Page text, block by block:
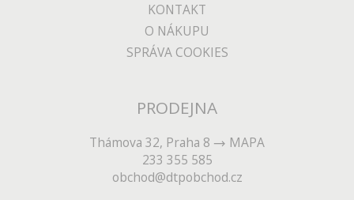
KONTAKT
O NÁKUPU
SPRÁVA COOKIES
PRODEJNA
Thámova 32, Praha 8
MAPA
233 355 585
obchod@dtpobchod.cz